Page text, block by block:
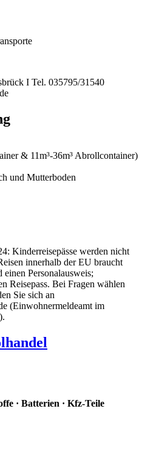
I Tel. 035795/31540
& 11m³-36m³ Abrollcontainer)
und Mutterboden
Kinderreisepässe werden nicht
innerhalb der EU braucht
Personalausweis;
Reisepass. Bei Fragen wählen
Sie sich an
(Einwohnermeldeamt im
· Batterien · Kfz-Teile